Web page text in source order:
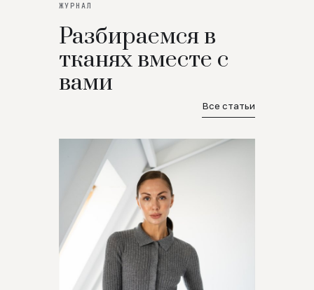
ЖУРНАЛ
Разбираемся в
тканях вместе с
вами
Все статьи